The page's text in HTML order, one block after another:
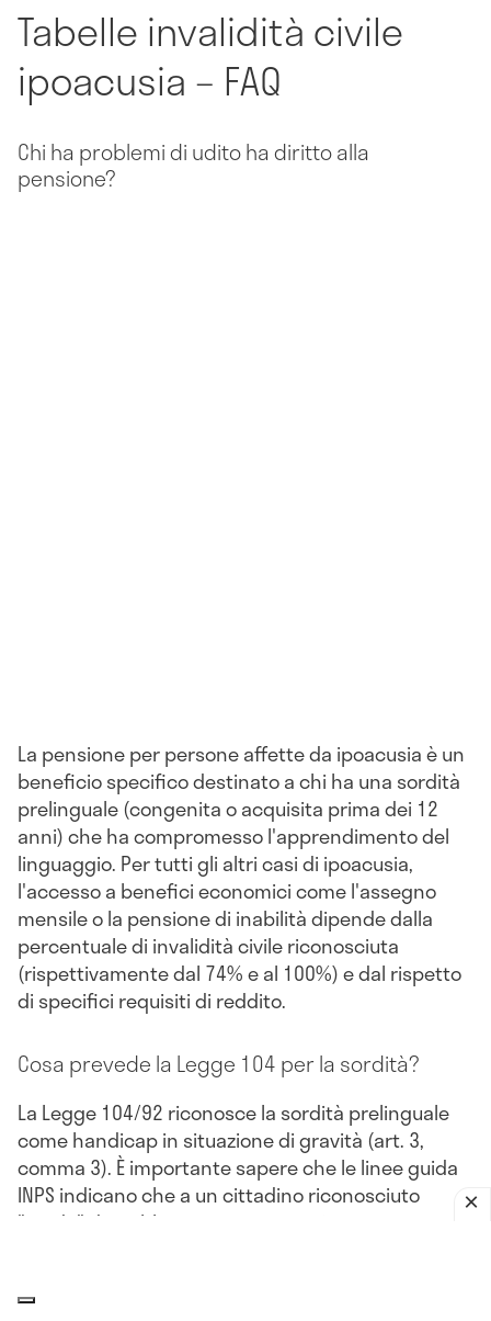
Tabelle invalidità civile
ipoacusia – FAQ
Chi ha problemi di udito ha diritto alla
pensione?
La pensione per persone affette da ipoacusia è un
beneficio specifico destinato a chi ha una sordità
prelinguale (congenita o acquisita prima dei 12
anni) che ha compromesso l'apprendimento del
linguaggio. Per tutti gli altri casi di ipoacusia,
l'accesso a benefici economici come l'assegno
mensile o la pensione di inabilità dipende dalla
percentuale di invalidità civile riconosciuta
(rispettivamente dal 74% e al 100%) e dal rispetto
di specifici requisiti di reddito.
Cosa prevede la Legge 104 per la sordità?
La Legge 104/92 riconosce la sordità prelinguale
come handicap in situazione di gravità (art. 3,
comma 3). È importante sapere che le linee guida
INPS indicano che a un cittadino riconosciuto
"sordo" dovrebbe essere automaticamente
di ipoacusia, la valutazione dipende dalla gravità